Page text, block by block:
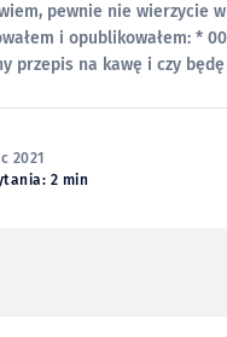
pewnie nie wierzycie
* 00:00:37 — Czy robię cupping sam dla siebie * 00:01:35 — Mój
na kawę i czy będę robił video z
2021
2 min